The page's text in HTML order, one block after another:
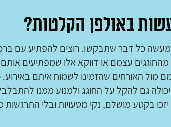
באולפן הקלטות?
כל דבר שתבקשו. רוצים להפתיע עם
עצמם או דווקא אלו שמפתיעים
מול האורחים שהזמינו לשמוח איתם
גם להקל על החוגג ולמנוע ממנו
בקטע מושלם, נקי מטעויות ובלי התרגשות